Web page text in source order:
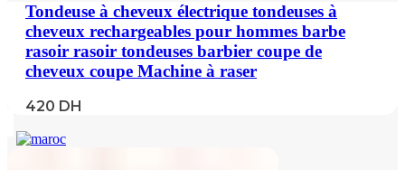
Tondeuse à cheveux électrique tondeuses à
cheveux rechargeables pour hommes barbe
rasoir rasoir tondeuses barbier coupe de
cheveux coupe Machine à raser
420 DH